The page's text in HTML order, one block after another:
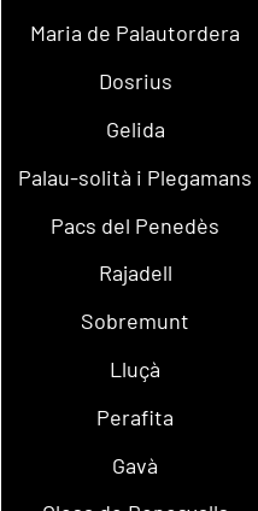
Maria de Palautordera
Dosrius
Gelida
Palau-solità i Plegamans
Pacs del Penedès
Rajadell
Sobremunt
Lluçà
Perafita
Gavà